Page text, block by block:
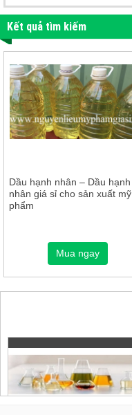
Kết quả tìm kiếm
Dầu hạnh nhân – Dầu hạnh
nhân giá sỉ cho sản xuất mỹ
phẩm
Mua ngay